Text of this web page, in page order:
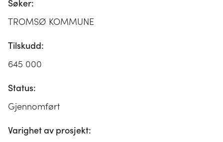
Søker:
TROMSØ KOMMUNE
Tilskudd:
645 000
Status:
Gjennomført
Varighet av prosjekt: